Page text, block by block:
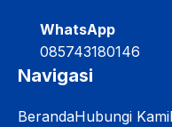
WhatsApp
085743180146
Navigasi
BerandaHubungi Kami